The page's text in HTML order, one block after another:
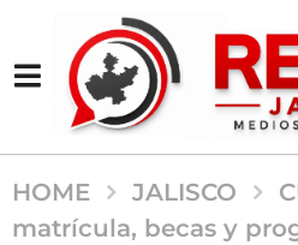
HOME JALISCO
matrícula, becas y